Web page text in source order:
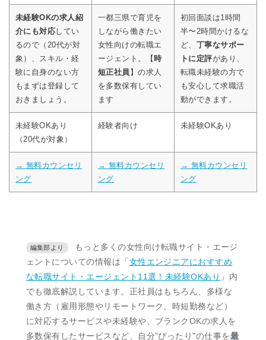
未経験OKの求人紹
介にも対応してい
るので（20代が対
象）、スキル・経
験に自身のない方
もまずは登録して
おきましょう。
一都三県で育児を
しながら働きたい
女性向けの転職エ
ージェント。【 時
短正社員 】の求人
を多数保有してい
ます
初回面談は1時間
半〜2時間かけるな
ど、 丁寧なサポー
トに定評があり、
転職未経験の方で
も安心して求職活
動ができます。
未経験OKあり
（20代が対象）
経験者向け 未経験OKあり
→ 無料カウンセリ
ング
→ 無料カウンセリ
ング
→ 無料カウンセリ
ング
もっと多くの女性向け転職サイト・エージ
ェントについての情報は「 女性エンジニアにおすすめ
な転職サイト・エージェント11選！未経験OKあり 」内
でも徹底解説しています。正社員はもちろん、多様な
働き方（雇用形態やリモートワーク、時短勤務など）
に対応するサービスや未経験や、ブランクOKの求人を
多数保有したサービスなど、自分”ぴったり”の仕事を最